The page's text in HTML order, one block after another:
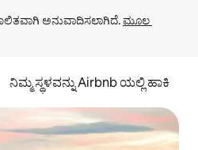
ಅನುವಾದಿಸಲಾಗಿದೆ. ಮೂಲ
ನಿಮ್ಮ ಸ್ಥಳವನ್ನು Airbnb ಯಲ್ಲಿ ಹಾಕಿ